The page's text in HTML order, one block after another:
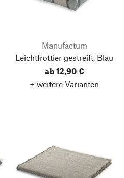
Manufactum
Leichtfrottier gestreift, Blau
ab 12,90 €
+ weitere Varianten